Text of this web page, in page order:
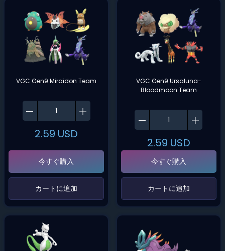
VGC Gen9 Miraidon Team
2.59 USD
今すぐ購入
‌カートに追加‌
VGC Gen9 Ursaluna-
Bloodmoon Team
2.59 USD
今すぐ購入
‌カートに追加‌